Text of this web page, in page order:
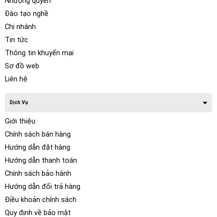
Phần mềm xử lý hình ảnh
đến mô-đun xử lý hình ảnh. Phần mềm này lấy các hình
ảnh riêng lẻ và ghép chúng lại với nhau để tạo ra một cái
nhìn thống nhất về chiếc xe và môi trường xung quanh
trong thời gian thực.
Đào tạo nghề
Chi nhánh
Tin tức
Thông tin khuyến mại
Sơ đồ web
Liên hệ
Dịch Vụ
Giới thiệu
Chính sách bán hàng
Hướng dẫn đặt hàng
Hướng dẫn thanh toán
Chính sách bảo hành
Hướng dẫn đổi trả hàng
Điều khoản chính sách
Quy định về bảo mật